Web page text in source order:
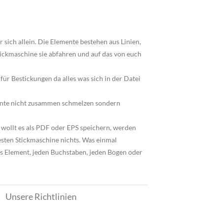
allein. Die Elemente bestehen aus Linien,
sie abfahren und auf das von euch
Bestickungen da alles was sich in der Datei
nicht zusammen schmelzen sondern
es als PDF oder EPS speichern, werden
Stickmaschine nichts. Was einmal
jeden Buchstaben, jeden Bogen oder
Unsere Richtlinien